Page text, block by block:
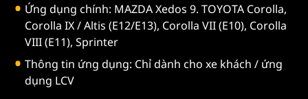
Ứng dụng chính: MAZDA Xedos 9. TOYOTA Corolla,
Corolla IX / Altis (E12/E13), Corolla VII (E10), Corolla
VIII (E11), Sprinter
Thông tin ứng dụng: Chỉ dành cho xe khách / ứng
dụng LCV